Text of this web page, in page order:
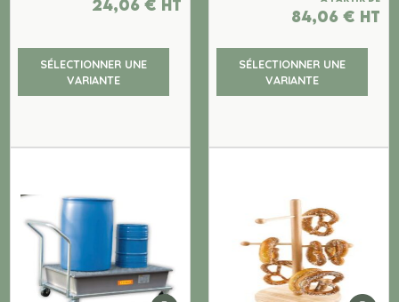
24,06 € ht
SÉLECTIONNER UNE
VARIANTE
84,06 € ht
SÉLECTIONNER UNE
VARIANTE